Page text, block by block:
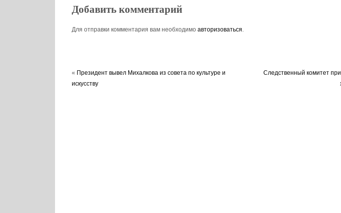
Добавить комментарий
Для отправки комментария вам необходимо авторизоваться.
« Президент вывел Михалкова из совета по культуре и
искусству
Следственный комитет